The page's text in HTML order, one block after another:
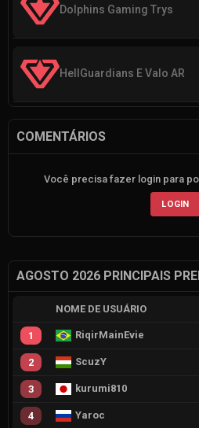
Dolphins Gaming Trys
HellGuardians E Valo AR
COMENTÁRIOS
Você precisa fazer login para
LOGIN
AGOSTO 2026 PRINCIPAIS
NOME DE USUÁRIO
1 RiqirMainEvie
2 ScuzY
3 kurumi810
4 Yaroc